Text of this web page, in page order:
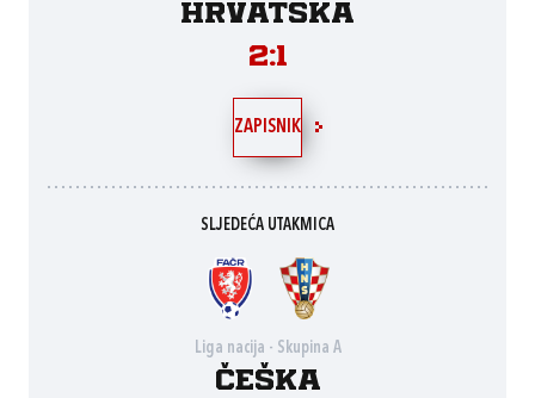
Hrvatska
2:1
ZAPISNIK
SLJEDEĆA UTAKMICA
Liga nacija - Skupina A
Češka